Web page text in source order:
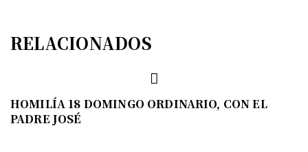
RELACIONADOS
HOMILÍA 18 DOMINGO ORDINARIO, CON EL
PADRE JOSÉ